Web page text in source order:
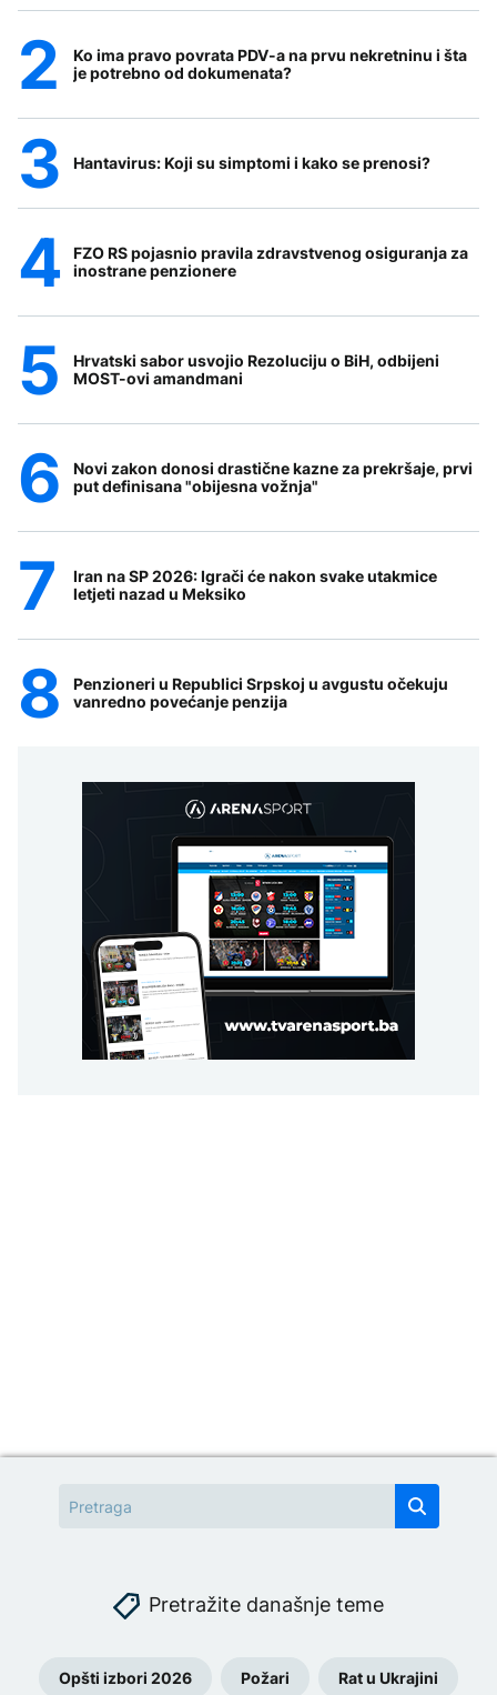
Ko ima pravo povrata PDV-a na prvu nekretninu i šta
je potrebno od dokumenata?
Hantavirus: Koji su simptomi i kako se prenosi?
FZO RS pojasnio pravila zdravstvenog osiguranja za
inostrane penzionere
Hrvatski sabor usvojio Rezoluciju o BiH, odbijeni
MOST-ovi amandmani
Novi zakon donosi drastične kazne za prekršaje, prvi
put definisana "obijesna vožnja"
Iran na SP 2026: Igrači će nakon svake utakmice
letjeti nazad u Meksiko
Penzioneri u Republici Srpskoj u avgustu očekuju
vanredno povećanje penzija
Pretražite današnje teme
Opšti izbori 2026 Požari Rat u Ukrajini